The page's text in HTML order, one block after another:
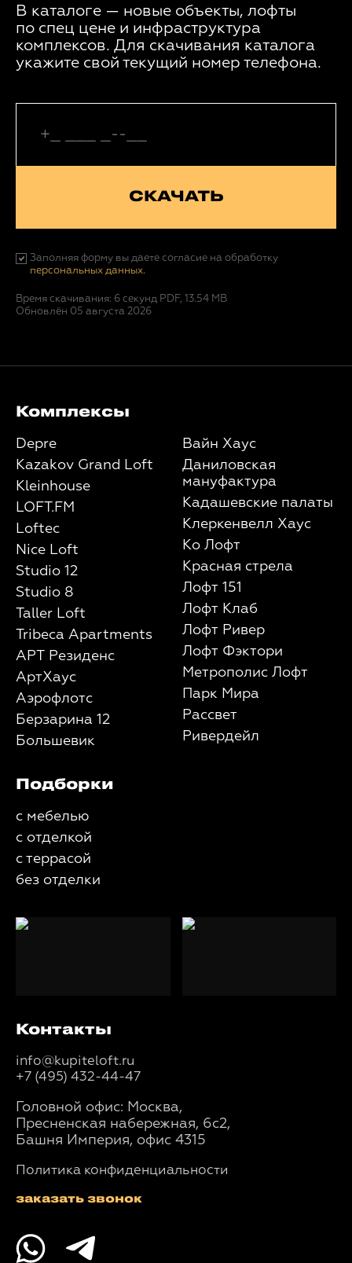
В каталоге — новые объекты, лофты
по спец цене и инфраструктура
комплексов. Для скачивания каталога
укажите свой текущий номер телефона.
СКАЧАТЬ
Заполняя форму вы даете согласие на обработку
персональных данных.
Время скачивания: 6 секунд PDF, 13.54 MB
Обновлён 05 августа 2026
Комплексы
Depre
Kazakov Grand Loft
Kleinhouse
LOFT.FM
Loftec
Nice Loft
Studio 12
Studio 8
Taller Loft
Tribeca Apartments
АРТ Резиденс
АртХаус
Аэрофлотс
Берзарина 12
Большевик
Вайн Хаус
Даниловская
мануфактура
Кадашевские палаты
Клеркенвелл Хаус
Ко Лофт
Красная стрела
Лофт 151
Лофт Клаб
Лофт Ривер
Лофт Фэктори
Метрополис Лофт
Парк Мира
Рассвет
Ривердейл
Подборки
с мебелью
с отделкой
с террасой
без отделки
Контакты
info@kupiteloft.ru
+7 (495) 432-44-47
Головной офис: Москва,
Пресненская набережная, 6с2,
Башня Империя, офис 4315
Политика конфиденциальности
заказать звонок